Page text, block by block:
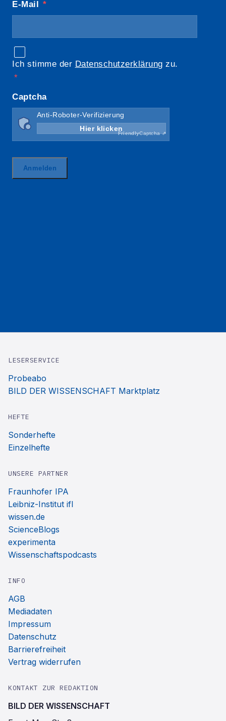
LESERSERVICE
Probeabo
BILD DER WISSENSCHAFT Marktplatz
HEFTE
Sonderhefte
Einzelhefte
UNSERE PARTNER
Fraunhofer IPA
Leibniz-Institut ifl
wissen.de
ScienceBlogs
experimenta
Wissenschaftspodcasts
INFO
AGB
Mediadaten
Impressum
Datenschutz
Barrierefreiheit
Vertrag widerrufen
KONTAKT ZUR REDAKTION
BILD DER WISSENSCHAFT